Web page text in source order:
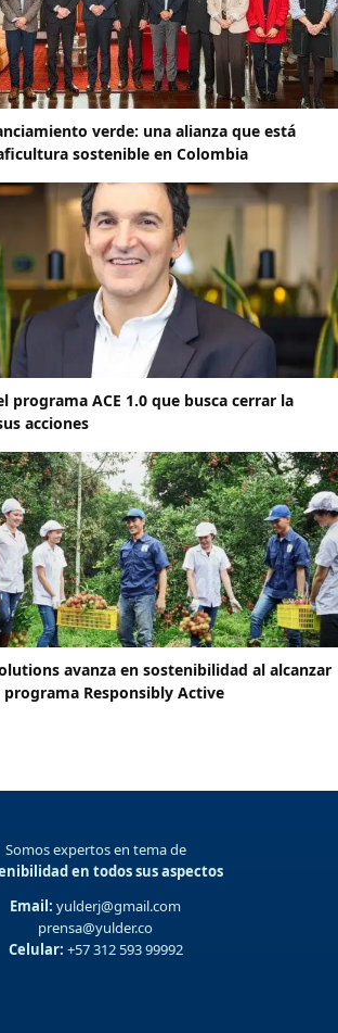
verde: una alianza que está
sostenible en Colombia
programa ACE 1.0 que busca cerrar la
acciones
avanza en sostenibilidad al alcanzar
Responsibly Active
Somos expertos en tema de
en todos sus aspectos
Email: yulderj@gmail.com
prensa@yulder.co
Celular: +57 312 593 99992